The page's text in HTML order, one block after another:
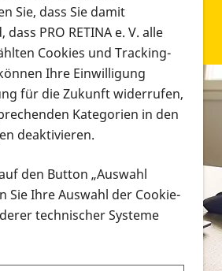
in verschiedenen
Ort
wie Sie nach Infonmaterial
Sie, dass Sie damit
PRO RETINA e. V. alle
Cookies und Tracking-
Ihre Einwilligung
für die Zukunft widerrufen,
Kategorien in den
deaktivieren.
den Button „Auswahl
Sie Ihre Auswahl der Cookie-
technischer Systeme